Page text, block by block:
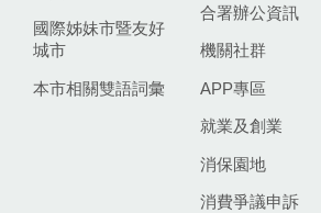
國際姊妹市暨友好
城市
本市相關雙語詞彙
合署辦公資訊
機關社群
APP專區
就業及創業
消保園地
消費爭議申訴